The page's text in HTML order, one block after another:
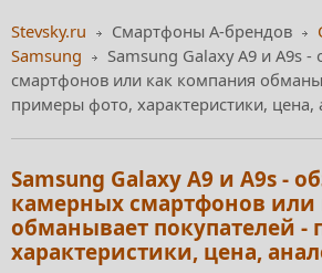
Stevsky.ru Смартфоны А-брендов
Samsung
Samsung Galaxy A9 и A9s
смартфонов или как компания
примеры фото, характеристики, цена,
Samsung Galaxy A9 и A9s -
камерных смартфонов или
обманывает покупателей
характеристики, цена,